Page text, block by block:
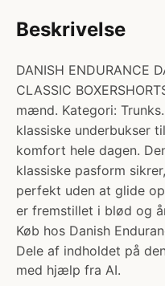
Beskrivelse
DANISH ENDURANCE
CLASSIC
mænd. Kategori:
klassiske underbukser
komfort hele dagen.
klassiske pasform
perfekt uden at glide
er fremstillet i blød og
Køb hos Danish
Dele af indholdet på
med hjælp fra AI.